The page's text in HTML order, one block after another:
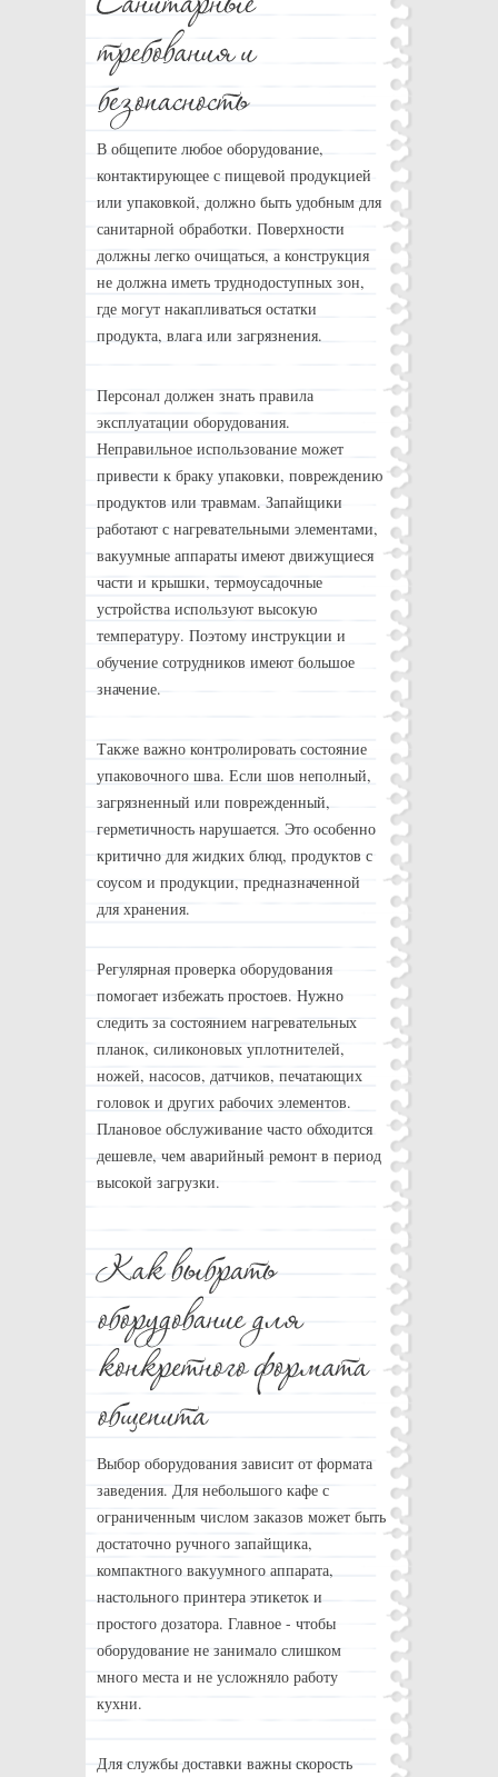
В общепите любое оборудование,
контактирующее с пищевой продукцией
или упаковкой, должно быть удобным для
санитарной обработки. Поверхности
должны легко очищаться, а конструкция
не должна иметь труднодоступных зон,
где могут накапливаться остатки
продукта, влага или загрязнения.
Персонал должен знать правила
эксплуатации оборудования.
Неправильное использование может
привести к браку упаковки, повреждению
продуктов или травмам. Запайщики
работают с нагревательными элементами,
вакуумные аппараты имеют движущиеся
части и крышки, термоусадочные
устройства используют высокую
температуру. Поэтому инструкции и
обучение сотрудников имеют большое
значение.
Также важно контролировать состояние
упаковочного шва. Если шов неполный,
загрязненный или поврежденный,
герметичность нарушается. Это особенно
критично для жидких блюд, продуктов с
соусом и продукции, предназначенной
для хранения.
Регулярная проверка оборудования
помогает избежать простоев. Нужно
следить за состоянием нагревательных
планок, силиконовых уплотнителей,
ножей, насосов, датчиков, печатающих
головок и других рабочих элементов.
Плановое обслуживание часто обходится
дешевле, чем аварийный ремонт в период
высокой загрузки.
Выбор оборудования зависит от формата
заведения. Для небольшого кафе с
ограниченным числом заказов может быть
достаточно ручного запайщика,
компактного вакуумного аппарата,
настольного принтера этикеток и
простого дозатора. Главное - чтобы
оборудование не занимало слишком
много места и не усложняло работу
кухни.
Для службы доставки важны скорость